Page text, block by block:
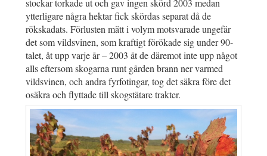
ytterligare några hektar fick skördas separat då de
rökskadats. Förlusten mätt i volym motsvarade ungefär
det som vildsvinen, som kraftigt förökade sig under 90-
talet, åt upp varje år – 2003 åt de däremot inte upp något
alls eftersom skogarna runt gården brann ner varmed
vildsvinen, och andra fyrfotingar, tog det säkra före det
osäkra och flyttade till skogstätare trakter.